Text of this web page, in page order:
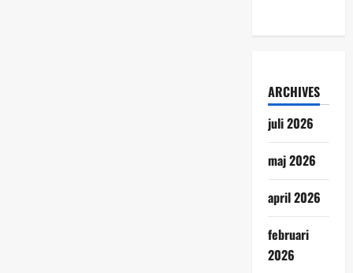
ARCHIVES
juli 2026
maj 2026
april 2026
februari
2026